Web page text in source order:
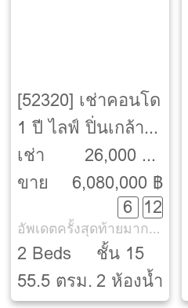
[52320] เช่าคอนโด
1 ปี ไลฟ์ ปิ่นเกล้า
[Life Pinklao]
เช่า
26,000 ฿ -
27,000 ฿
ขาย
6,080,000 ฿
6 12
อัพเดตครั้งสุดท้ายมากกว่า 30 วัน
2 Beds
55.5 ตรม.
ชั้น 15
2 ห้องน้ำ